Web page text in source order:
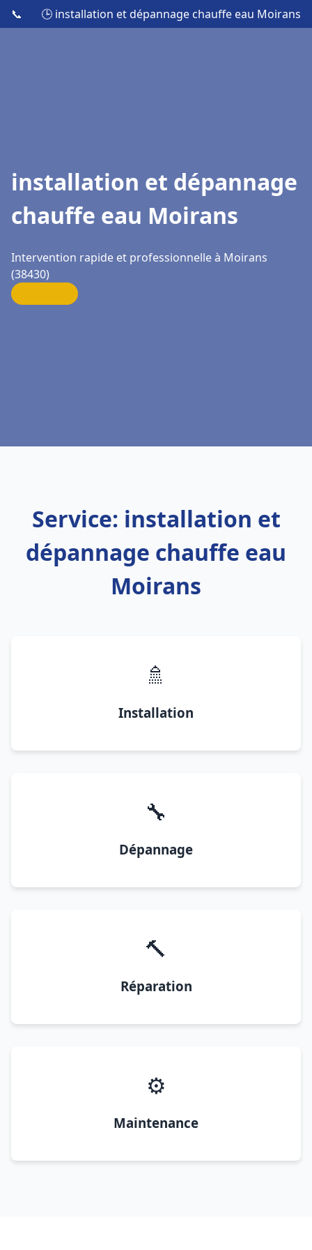
📞 🕒 installation et dépannage chauffe eau Moirans
installation et dépannage
chauffe eau Moirans
Intervention rapide et professionnelle à Moirans
(38430)
Service: installation et
dépannage chauffe eau
Moirans
🚿
Installation
🔧
Dépannage
🔨
Réparation
⚙️
Maintenance